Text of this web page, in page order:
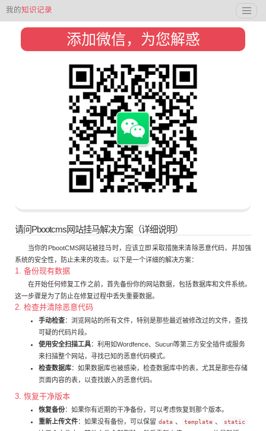
我的知识记录
添加微信，为您解惑
请问Pbootcms网站挂马解决方案（详细说明）
当你的PbootCMS网站被挂马时，应该立即采取措施来清除恶意代码，并加强
系统的安全性，防止未来的攻击。以下是一个详细的解决方案：
1. 备份现有数据
在开始任何修复工作之前，首先备份你的网站数据，包括数据库和文件系统。
这一步骤是为了防止在修复过程中丢失重要数据。
2. 检查并清除恶意代码
手动检查：浏览网站的所有文件，特别是那些最近被修改过的文件，查找
可疑的代码片段。
使用安全扫描工具：利用如Wordfence、Sucuri等第三方安全插件或服务
来扫描整个网站，寻找已知的恶意代码模式。
检查数据库：如果数据库也被感染，检查数据库中的表，尤其是那些存储
页面内容的表，以查找嵌入的恶意代码。
3. 恢复干净版本
恢复备份：如果你有近期的干净备份，可以考虑恢复到那个版本。
重新上传文件：如果没有备份，可以保留 data 、 template 、 static